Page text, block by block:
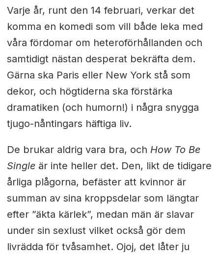
Varje år, runt den 14 februari, verkar det
komma en komedi som vill både leka med
våra fördomar om heteroförhållanden och
samtidigt nästan desperat bekräfta dem.
Gärna ska Paris eller New York stå som
dekor, och högtiderna ska förstärka
dramatiken (och humorn!) i några snygga
tjugo-nåntingars häftiga liv.
De brukar aldrig vara bra, och How To Be
Single är inte heller det. Den, likt de tidigare
årliga plågorna, befäster att kvinnor är
summan av sina kroppsdelar som längtar
efter ”äkta kärlek”, medan män är slavar
under sin sexlust vilket också gör dem
livrädda för tvåsamhet. Ojoj, det låter ju